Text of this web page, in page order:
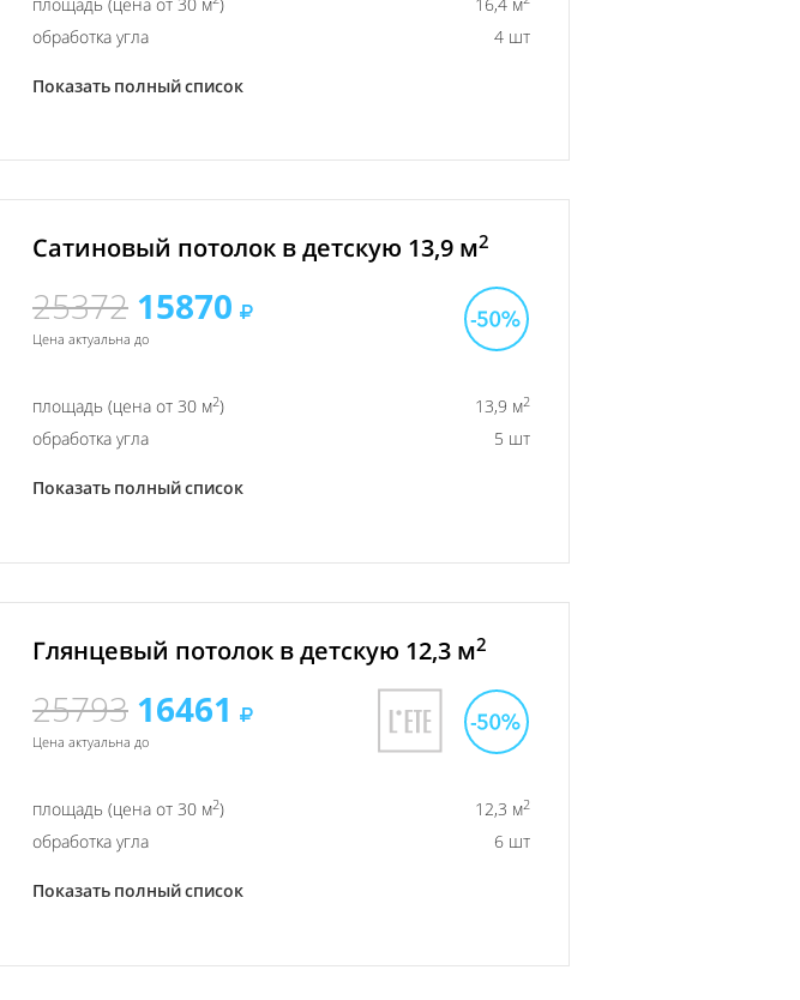
обработка угла 4 шт
Показать полный список
Сатиновый потолок в детскую 13,9 м2
25372 15870
Цена актуальна до
площадь (цена от 30 м2) 13,9 м2
обработка угла 5 шт
Показать полный список
Глянцевый потолок в детскую 12,3 м2
25793 16461
Цена актуальна до
площадь (цена от 30 м2) 12,3 м2
обработка угла 6 шт
Показать полный список